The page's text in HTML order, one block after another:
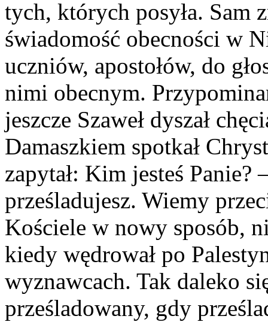
tych, których posyła. Sam
świadomość obecności w
uczniów, apostołów, do
nimi obecnym.
jeszcze Szaweł dyszał
Damaszkiem spotkał
zapytał: Kim jesteś Panie?
prześladujesz. Wiemy
Kościele w nowy sposób,
kiedy wędrował po
wyznawcach. Tak daleko
prześladowany, gdy